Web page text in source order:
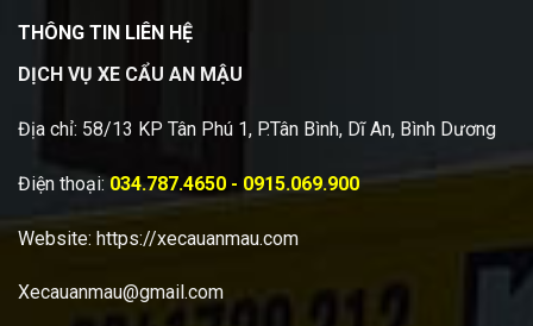
THÔNG TIN LIÊN HỆ
DỊCH VỤ XE CẨU AN MẬU
Địa chỉ: 58/13 KP Tân Phú 1, P.Tân Bình, Dĩ An, Bình Dương
Điện thoại: 034.787.4650 - 0915.069.900
Website: https://xecauanmau.com
Xecauanmau@gmail.com